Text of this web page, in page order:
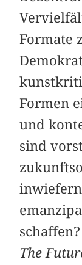
Formate
Formen
und
sind
schaffen?
The